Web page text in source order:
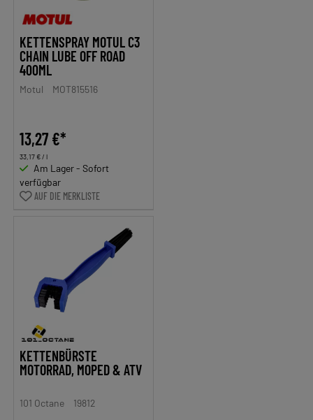
KETTENSPRAY MOTUL C3
CHAIN LUBE OFF ROAD
400ML
Motul MOT815516
13,27 €*
33,17 € / l
Am Lager - Sofort
verfügbar
AUF DIE MERKLISTE
KETTENBÜRSTE
MOTORRAD, MOPED & ATV
101 Octane 19812